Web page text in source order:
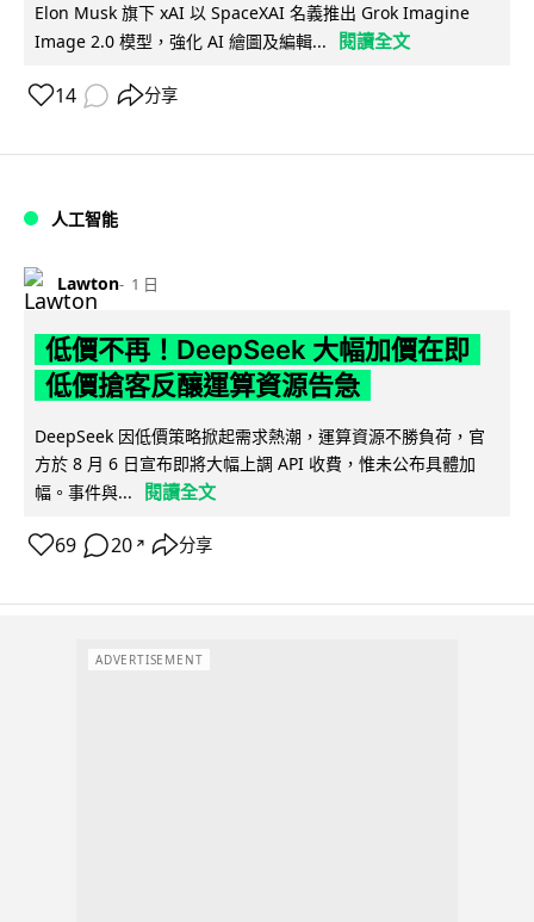
Elon Musk 旗下 xAI 以 SpaceXAI 名義推出 Grok Imagine
Image 2.0 模型，強化 AI 繪圖及編輯...
閱讀全文
14 分享
人工智能
Lawton 1 日
低價不再！DeepSeek 大幅加價在即
低價搶客反釀運算資源告急
DeepSeek 因低價策略掀起需求熱潮，運算資源不勝負荷，官
方於 8 月 6 日宣布即將大幅上調 API 收費，惟未公布具體加
幅。事件與...
閱讀全文
69 20 ↗ 分享
ADVERTISEMENT